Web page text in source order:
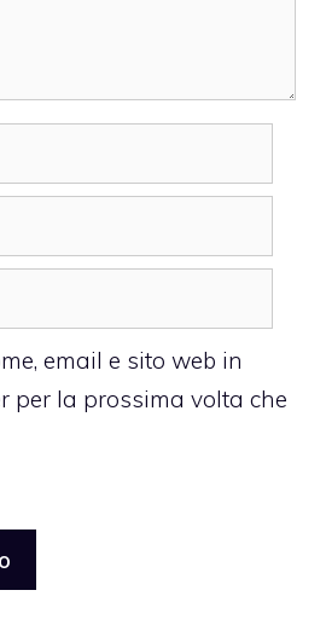
email e sito web in
per la prossima volta che